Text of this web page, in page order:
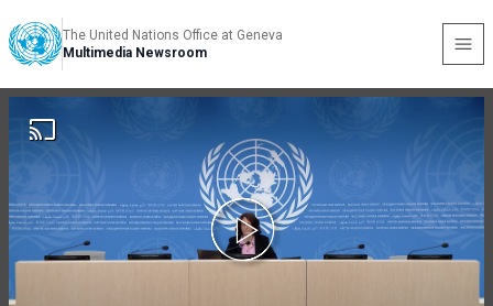
The United Nations Office at Geneva
Multimedia Newsroom